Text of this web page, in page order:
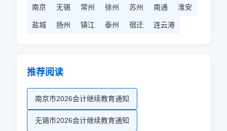
南京 无锡 常州 徐州 苏州 南通 淮安
盐城 扬州 镇江 泰州 宿迁 连云港
推荐阅读
南京市2026会计继续教育通知
无锡市2026会计继续教育通知